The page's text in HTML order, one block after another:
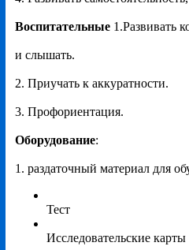
Воспитательные 1.Развивать
и слышать.
2. Приучать к аккуратности.
3. Профориентация.
Оборудование:
1. раздаточный материал для
Тест
Исследовательские карты